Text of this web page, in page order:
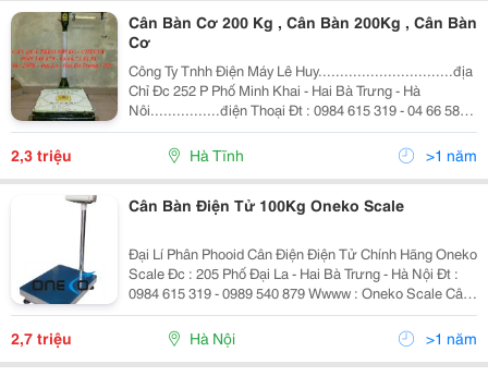
Cân Bàn Cơ 200 Kg , Cân Bàn 200Kg , Cân Bàn
Cơ
Công Ty Tnhh Điện Máy Lê Huy...............................địa
Chỉ Đc 252 P Phố Minh Khai - Hai Bà Trưng - Hà
Nôi................điện Thoại Đt : 0984 615 319 - 04 66 583
55 5 Cty Chúng Tôi Chuyên Cung Cấp Các Dòng Cân
Bàn Và Cân Điệ
2,3 triệu Hà Tĩnh >1 năm
Cân Bàn Điện Tử 100Kg Oneko Scale
Đại Lí Phân Phooid Cân Điện Điện Tử Chính Hãng Oneko
Scale Đc : 205 Phố Đại La - Hai Bà Trưng - Hà Nội Đt :
0984 615 319 - 0989 540 879 Wwww : Oneko Scale Cân
Điện Tử Oneko Ok-100 (100Kg/10G) Cân Bàn Điện Tử
Oneko Scale
2,7 triệu Hà Nội >1 năm